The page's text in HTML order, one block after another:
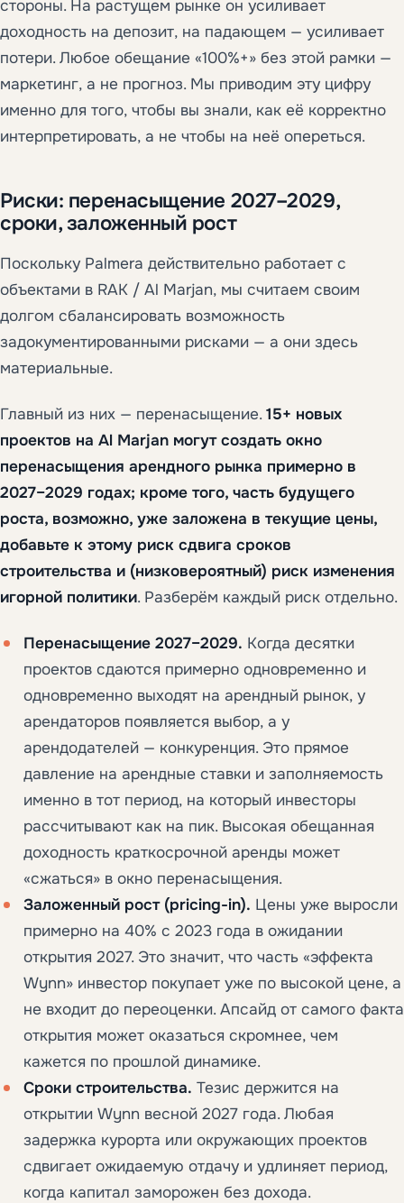
стороны. На растущем рынке он усиливает
доходность на депозит, на падающем — усиливает
потери. Любое обещание «100%+» без этой рамки —
маркетинг, а не прогноз. Мы приводим эту цифру
именно для того, чтобы вы знали, как её корректно
интерпретировать, а не чтобы на неё опереться.
Риски: перенасыщение 2027–2029,
сроки, заложенный рост
Поскольку Palmera действительно работает с
объектами в RAK / Al Marjan, мы считаем своим
долгом сбалансировать возможность
задокументированными рисками — а они здесь
материальные.
Главный из них — перенасыщение. 15+ новых
проектов на Al Marjan могут создать окно
перенасыщения арендного рынка примерно в
2027–2029 годах; кроме того, часть будущего
роста, возможно, уже заложена в текущие цены,
добавьте к этому риск сдвига сроков
строительства и (низковероятный) риск изменения
игорной политики. Разберём каждый риск отдельно.
Перенасыщение 2027–2029. Когда десятки
проектов сдаются примерно одновременно и
одновременно выходят на арендный рынок, у
арендаторов появляется выбор, а у
арендодателей — конкуренция. Это прямое
давление на арендные ставки и заполняемость
именно в тот период, на который инвесторы
рассчитывают как на пик. Высокая обещанная
доходность краткосрочной аренды может
«сжаться» в окно перенасыщения.
Заложенный рост (pricing-in). Цены уже выросли
примерно на 40% с 2023 года в ожидании
открытия 2027. Это значит, что часть «эффекта
Wynn» инвестор покупает уже по высокой цене, а
не входит до переоценки. Апсайд от самого факта
открытия может оказаться скромнее, чем
кажется по прошлой динамике.
Сроки строительства. Тезис держится на
открытии Wynn весной 2027 года. Любая
задержка курорта или окружающих проектов
сдвигает ожидаемую отдачу и удлиняет период,
когда капитал заморожен без дохода.